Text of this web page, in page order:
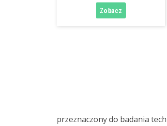
przeznaczony do badania